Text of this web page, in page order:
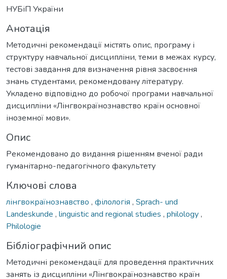
НУБіП України
Анотація
Методичні рекомендації містять опис, програму і
структуру навчальної дисципліни, теми в межах курсу,
тестові завдання для визначення рівня засвоєння
знань студентами, рекомендовану літературу.
Укладено відповідно до робочої програми навчальної
дисципліни «Лінгвокраїнознавство країн основної
іноземної мови».
Опис
Рекомендовано до видання рішенням вченої ради
гуманітарно-педагогічного факультету
Ключові слова
лінгвокраїнознавство , філологія , Sprach- und
Landeskunde , linguistic and regional studies , philology,
Philologie
Бібліографічний опис
Методичні рекомендації для проведення практичних
занять із дисципліни «Лінгвокраїнознавство країн